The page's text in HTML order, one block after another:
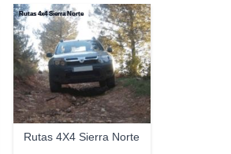
Rutas 4X4 Sierra Norte
Rutas 4x4 Sierra Norte